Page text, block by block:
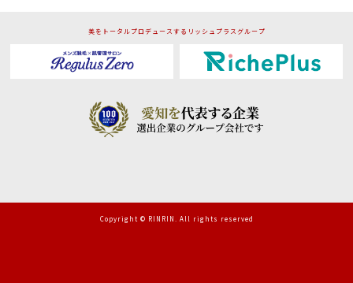
美をトータルプロデュースするリッシュプラスグループ
Copyright © RINRIN. All rights reserved